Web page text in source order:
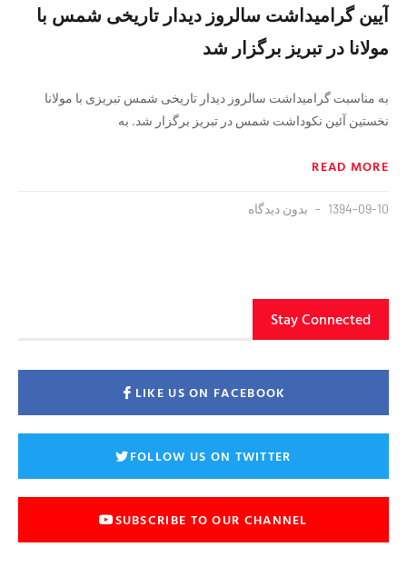
آیین گرامیداشت سالروز دیدار تاریخی شمس با
مولانا در تبریز برگزار شد
به مناسبت گرامیداشت سالروز دیدار تاریخی شمس تبریزی با مولانا
نخستین آئین نکوداشت شمس در تبریز برگزار شد. به
READ MORE
1394-09-10 بدون دیدگاه
Stay Connected
LIKE US ON FACEBOOK
FOLLOW US ON TWITTER
SUBSCRIBE TO OUR CHANNEL